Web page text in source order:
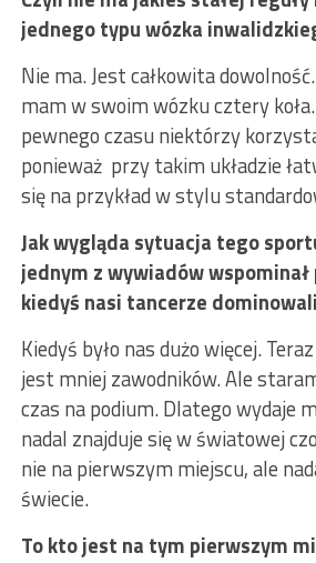
jednego typu wózka
Nie ma. Jest całkowita
mam w swoim wózku cztery koła.
pewnego czasu niektórzy
ponieważ przy takim układzie
się na przykład w stylu
Jak wygląda sytuacja tego
jednym z wywiadów wspominał
kiedyś nasi tancerze
Kiedyś było nas dużo więcej.
jest mniej zawodników. Ale
czas na podium. Dlatego wydaje
nadal znajduje się w światowej
nie na pierwszym miejscu, ale
świecie.
To kto jest na tym pierwszym